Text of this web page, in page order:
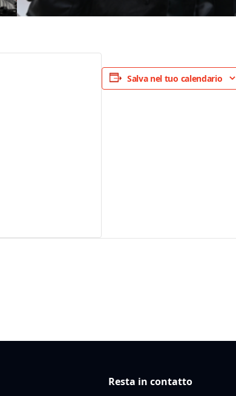
Salva nel tuo calendario
Resta in contatto